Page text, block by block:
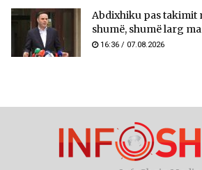
Abdixhiku pas takimit
shumë, shumë larg
16:36 / 07.08.2026